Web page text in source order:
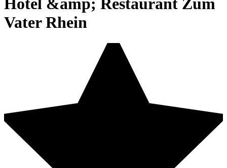
Hotel &amp; Restaurant Zum
Vater Rhein